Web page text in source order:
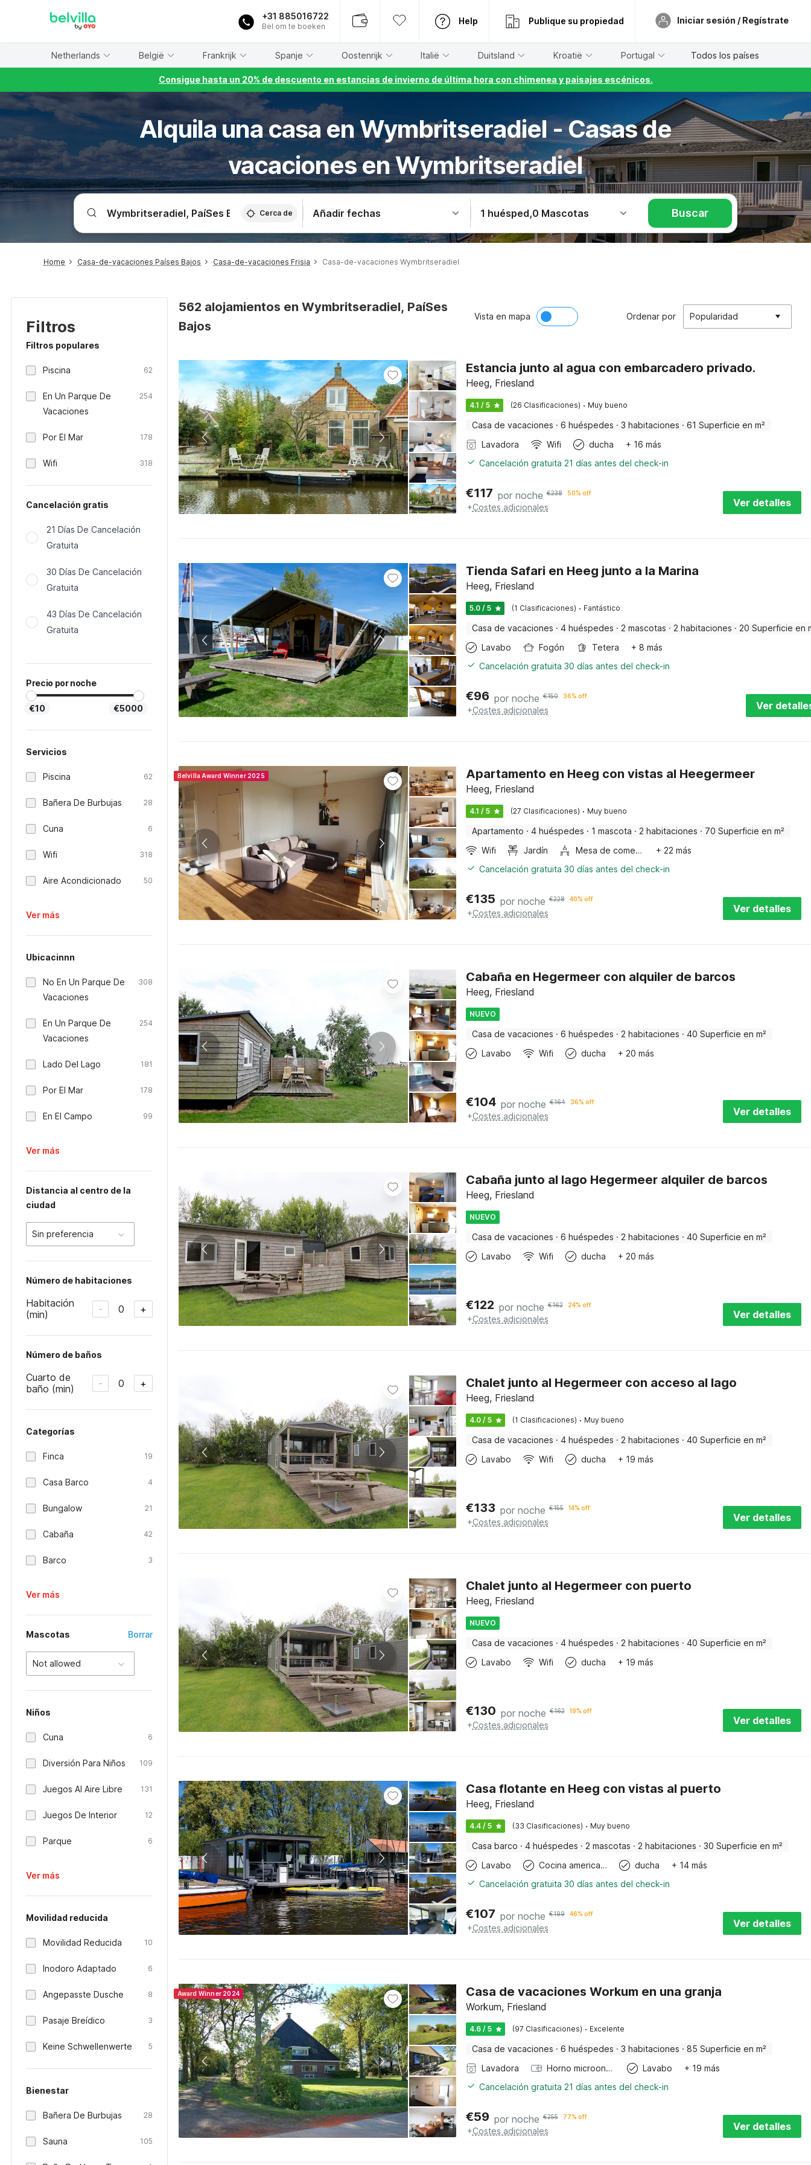
+31 885016722
Bel om te boeken
Help Publique su propiedad Iniciar sesión / Regístrate
Netherlands België Frankrijk Spanje Oostenrijk Italië Duitsland Kroatië Portugal Todos los países
Consigue hasta un 20% de descuento en estancias de invierno de última hora con chimenea y paisajes escénicos.
Alquila una casa en Wymbritseradiel - Casas de
vacaciones en Wymbritseradiel
Cerca de Añadir fechas 1 huésped,0 Mascotas Buscar
Home Casa-de-vacaciones Países Bajos Casa-de-vacaciones Frisia Casa-de-vacaciones Wymbritseradiel
Filtros
Filtros populares
Piscina 62
En Un Parque De
Vacaciones
254
Por El Mar 178
Wifi 318
Cancelación gratis
21 Días De Cancelación
Gratuita
30 Días De Cancelación
Gratuita
43 Días De Cancelación
Gratuita
Precio por noche
€10 €5000
Servicios
Piscina 62
Bañera De Burbujas 28
Cuna 6
Wifi 318
Aire Acondicionado 50
Ver más
Ubicacinnn
No En Un Parque De
Vacaciones
308
En Un Parque De
Vacaciones
254
Lado Del Lago 181
Por El Mar 178
En El Campo 99
Ver más
Distancia al centro de la
ciudad
Sin preferencia
Número de habitaciones
Habitación
(min)
- 0 +
Número de baños
Cuarto de
baño (min)
- 0 +
Categorías
Finca 19
Casa Barco 4
Bungalow 21
Cabaña 42
Barco 3
Ver más
Mascotas Borrar
Not allowed
Niños
Cuna 6
Diversión Para Niños 109
Juegos Al Aire Libre 131
Juegos De Interior 12
Parque 6
Ver más
Movilidad reducida
Movilidad Reducida 10
Inodoro Adaptado 6
Angepasste Dusche 8
Pasaje Breídico 3
Keine Schwellenwerte 5
Bienestar
Bañera De Burbujas 28
Sauna 105
562 alojamientos en Wymbritseradiel, PaíSes
Bajos
Vista en mapa Ordenar por Popularidad
Estancia junto al agua con embarcadero privado.
Heeg, Friesland
4.1 / 5 (26 Clasificaciones) · Muy bueno
Casa de vacaciones · 6 huéspedes · 3 habitaciones · 61 Superficie en m²
Lavadora
Wifi ducha
+ 16 más
Cancelación gratuita 21 días antes del check-in
€117 por noche €238 50% off
+Costes adicionales Ver detalles
Tienda Safari en Heeg junto a la Marina
Heeg, Friesland
5.0 / 5 (1 Clasificaciones) · Fantástico
Casa de vacaciones · 4 huéspedes · 2 mascotas · 2 habitaciones · 20 Superficie en
Lavabo
Fogón Tetera
+ 8 más
Cancelación gratuita 30 días antes del check-in
€96 por noche €150 36% off
+Costes adicionales Ver
Belvilla Award Winner 2025 Apartamento en Heeg con vistas al Heegermeer
Heeg, Friesland
4.1 / 5 (27 Clasificaciones) · Muy bueno
Apartamento · 4 huéspedes · 1 mascota · 2 habitaciones · 70 Superficie en m²
Wifi
Jardín Mesa de comedor
+ 22 más
Cancelación gratuita 30 días antes del check-in
€135 por noche €228 40% off
+Costes adicionales Ver detalles
Cabaña en Hegermeer con alquiler de barcos
Heeg, Friesland
NUEVO
Casa de vacaciones · 6 huéspedes · 2 habitaciones · 40 Superficie en m²
Lavabo
Wifi ducha + 20 más
€104 por noche €164 36% off
+Costes adicionales Ver detalles
Cabaña junto al lago Hegermeer alquiler de barcos
Heeg, Friesland
NUEVO
Casa de vacaciones · 6 huéspedes · 2 habitaciones · 40 Superficie en m²
Lavabo
Wifi ducha + 20 más
€122 por noche €162 24% off
+Costes adicionales Ver detalles
Chalet junto al Hegermeer con acceso al lago
Heeg, Friesland
4.0 / 5 (1 Clasificaciones) · Muy bueno
Casa de vacaciones · 4 huéspedes · 2 habitaciones · 40 Superficie en m²
Lavabo
Wifi ducha + 19 más
€133 por noche €155 14% off
+Costes adicionales Ver detalles
Chalet junto al Hegermeer con puerto
Heeg, Friesland
NUEVO
Casa de vacaciones · 4 huéspedes · 2 habitaciones · 40 Superficie en m²
Lavabo
Wifi ducha + 19 más
€130 por noche €162 19% off
+Costes adicionales Ver detalles
Casa flotante en Heeg con vistas al puerto
Heeg, Friesland
4.4 / 5 (33 Clasificaciones) · Muy bueno
Casa barco · 4 huéspedes · 2 mascotas · 2 habitaciones · 30 Superficie en m²
Lavabo
Cocina americana ducha
+ 14 más
Cancelación gratuita 30 días antes del check-in
€107 por noche €199 46% off
+Costes adicionales Ver detalles
Award Winner 2024 Casa de vacaciones Workum en una granja
Workum, Friesland
4.6 / 5 (97 Clasificaciones) · Excelente
Casa de vacaciones · 6 huéspedes · 3 habitaciones · 85 Superficie en m²
Lavadora
Horno microondas Lavabo
+ 19 más
Cancelación gratuita 21 días antes del check-in
€59 por noche €255 77% off
+Costes adicionales Ver detalles